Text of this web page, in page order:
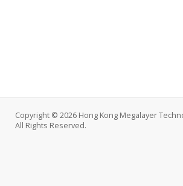
Copyright © 2026 Hong Kong Megalayer
All Rights Reserved.